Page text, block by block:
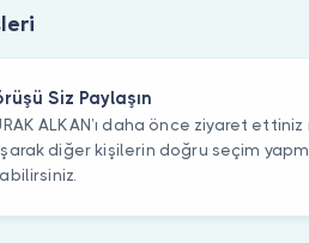
Siz Paylaşın
ALKAN’ı daha önce ziyaret
diğer kişilerin doğru seçim